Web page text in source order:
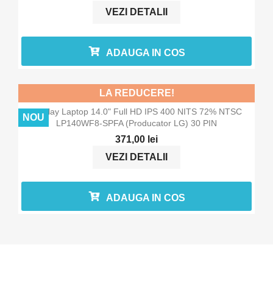
VEZI DETALII
ADAUGA IN COS
Display Laptop 14.0" Full HD IPS 400 NITS 72% NTSC
LP140WF8-SPFA (producator LG) 30 PIN
371,00 lei
VEZI DETALII
LA REDUCERE!
NOU
ADAUGA IN COS